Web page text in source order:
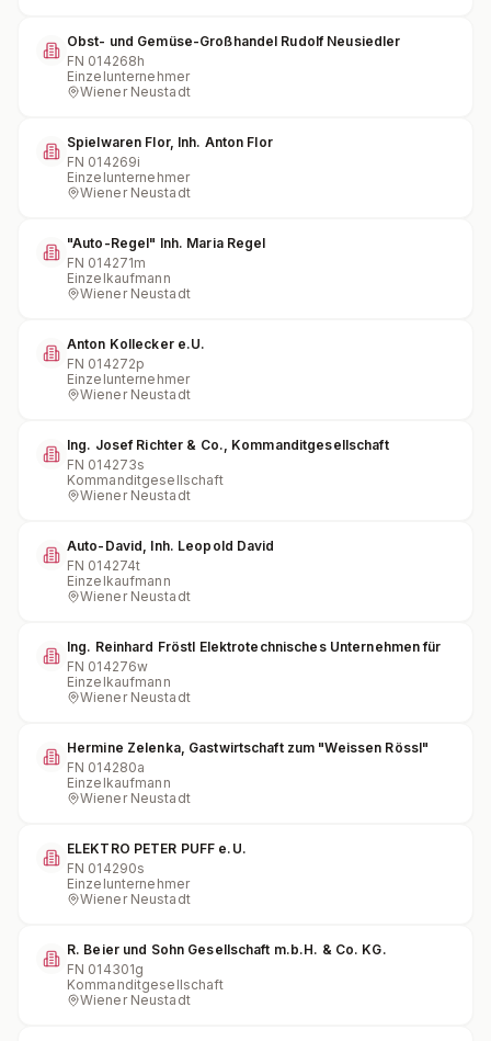
Obst- und Gemüse-Großhandel Rudolf Neusiedler
FN 014268h
Einzelunternehmer
Wiener Neustadt
Spielwaren Flor, Inh. Anton Flor
FN 014269i
Einzelunternehmer
Wiener Neustadt
"Auto-Regel" Inh. Maria Regel
FN 014271m
Einzelkaufmann
Wiener Neustadt
Anton Kollecker e.U.
FN 014272p
Einzelunternehmer
Wiener Neustadt
Ing. Josef Richter & Co., Kommanditgesellschaft
FN 014273s
Kommanditgesellschaft
Wiener Neustadt
Auto-David, Inh. Leopold David
FN 014274t
Einzelkaufmann
Wiener Neustadt
Ing. Reinhard Fröstl Elektrotechnisches Unternehmen für
FN 014276w
Einzelkaufmann
Wiener Neustadt
Hermine Zelenka, Gastwirtschaft zum "Weissen Rössl"
FN 014280a
Einzelkaufmann
Wiener Neustadt
ELEKTRO PETER PUFF e.U.
FN 014290s
Einzelunternehmer
Wiener Neustadt
R. Beier und Sohn Gesellschaft m.b.H. & Co. KG.
FN 014301g
Kommanditgesellschaft
Wiener Neustadt